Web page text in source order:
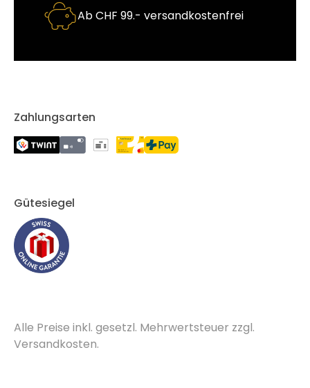
Ab CHF 99.- versandkostenfrei
Zahlungsarten
Gütesiegel
Alle Preise inkl. gesetzl. Mehrwertsteuer zzgl.
Versandkosten.